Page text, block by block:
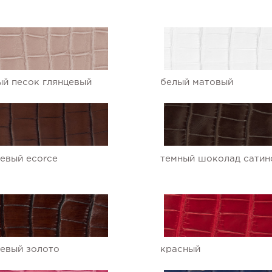
песок глянцевый белый матовый
ecorce темный шоколад
золото красный